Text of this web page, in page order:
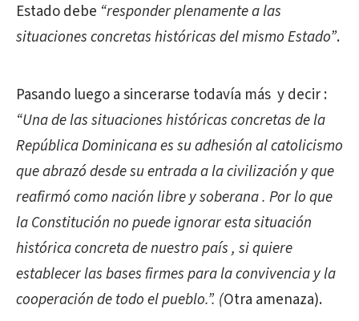
Estado debe “responder plenamente a las
situaciones concretas históricas del mismo Estado”.
Pasando luego a sincerarse todavía más y decir :
“Una de las situaciones históricas concretas de la
República Dominicana es su adhesión al catolicismo
que abrazódesde su entrada a la civilización y que
reafirmó como nación libre y soberana . Por lo que
la Constitución no puede ignorar esta situación
histórica concreta de nuestro país , si quiere
establecer las bases firmes para la convivencia y la
cooperación de todo el pueblo.”. (Otra amenaza).